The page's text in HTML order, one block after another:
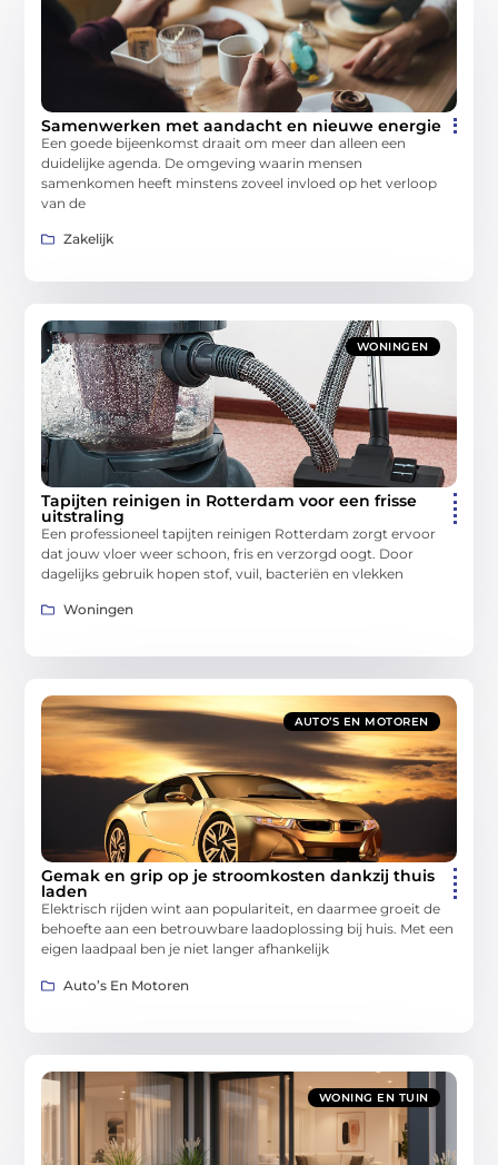
Samenwerken met aandacht en nieuwe energie
Een goede bijeenkomst draait om meer dan alleen een
duidelijke agenda. De omgeving waarin mensen
samenkomen heeft minstens zoveel invloed op het verloop
van de
Zakelijk
WONINGEN
Tapijten reinigen in Rotterdam voor een frisse
uitstraling
Een professioneel tapijten reinigen Rotterdam zorgt ervoor
dat jouw vloer weer schoon, fris en verzorgd oogt. Door
dagelijks gebruik hopen stof, vuil, bacteriën en vlekken
Woningen
AUTO’S EN MOTOREN
Gemak en grip op je stroomkosten dankzij thuis
laden
Elektrisch rijden wint aan populariteit, en daarmee groeit de
behoefte aan een betrouwbare laadoplossing bij huis. Met een
eigen laadpaal ben je niet langer afhankelijk
Auto’s En Motoren
WONING EN TUIN